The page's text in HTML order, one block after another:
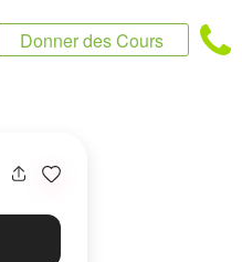
Donner des Cours